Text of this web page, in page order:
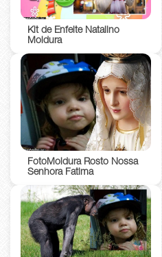
Kit de Enfeite Natalino
Moldura
FotoMoldura Rosto Nossa
Senhora Fatima